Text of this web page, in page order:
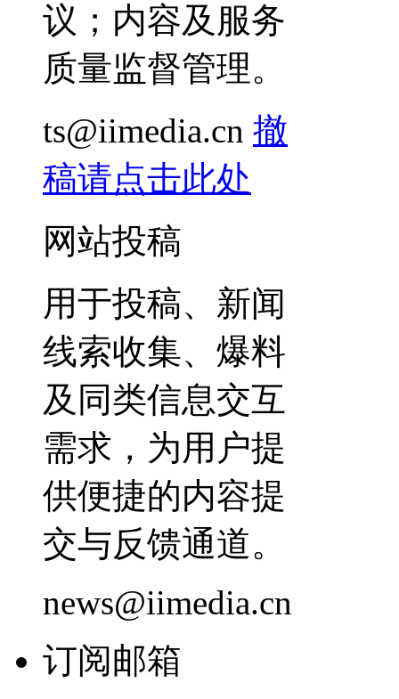
议；内容及服务
质量监督管理。
ts@iimedia.cn 撤
稿请点击此处
网站投稿
用于投稿、新闻
线索收集、爆料
及同类信息交互
需求，为用户提
供便捷的内容提
交与反馈通道。
news@iimedia.cn
订阅邮箱